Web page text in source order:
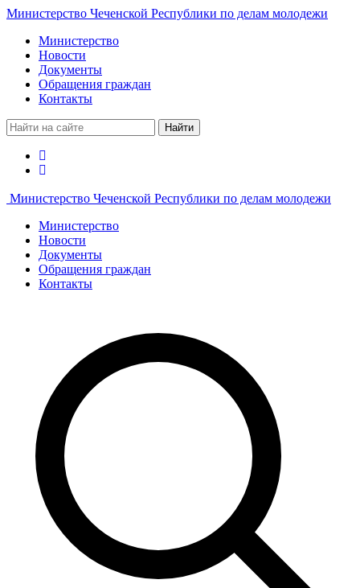
Министерство Чеченской Республики по делам молодежи
Министерство
Новости
Документы
Обращения граждан
Контакты
Найти
Министерство Чеченской Республики по делам молодежи
Министерство
Новости
Документы
Обращения граждан
Контакты